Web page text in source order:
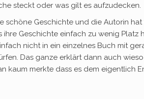
steckt oder was gilt es aufzudecken.
schöne Geschichte und die Autorin
ihre Geschichte einfach zu wenig Platz
nicht in ein einzelnes Buch mit
Das ganze erklärt dann auch
kaum merkte dass es dem eigentlich